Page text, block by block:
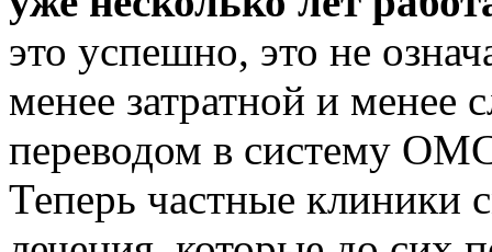
это успешно, это не
менее затратной и менее
переводом в систему
Теперь частные клиники